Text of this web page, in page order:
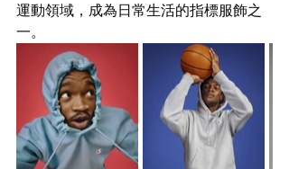
運動領域，成為日常生活的指標服飾之
一。